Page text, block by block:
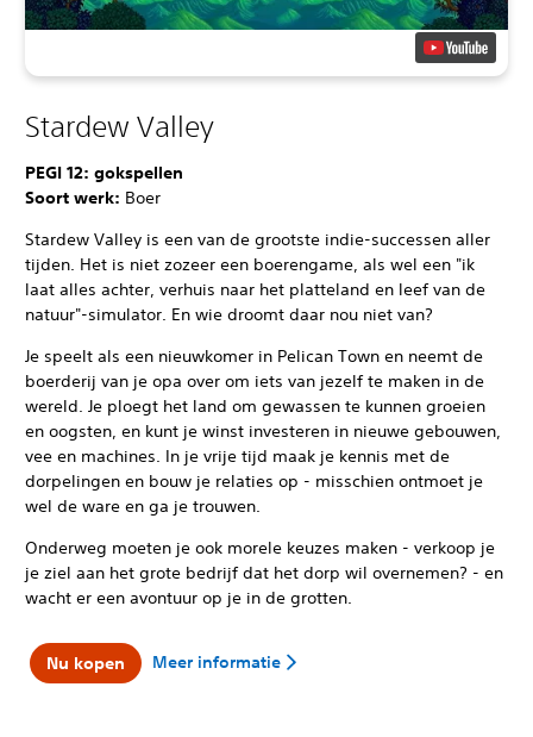
Stardew Valley
PEGI 12: gokspellen
Soort werk: Boer
Stardew Valley is een van de grootste indie-successen aller
tijden. Het is niet zozeer een boerengame, als wel een "ik
laat alles achter, verhuis naar het platteland en leef van de
natuur"-simulator. En wie droomt daar nou niet van?
Je speelt als een nieuwkomer in Pelican Town en neemt de
boerderij van je opa over om iets van jezelf te maken in de
wereld. Je ploegt het land om gewassen te kunnen groeien
en oogsten, en kunt je winst investeren in nieuwe gebouwen,
vee en machines. In je vrije tijd maak je kennis met de
dorpelingen en bouw je relaties op - misschien ontmoet je
wel de ware en ga je trouwen.
Onderweg moeten je ook morele keuzes maken - verkoop je
je ziel aan het grote bedrijf dat het dorp wil overnemen? - en
wacht er een avontuur op je in de grotten.
Nu kopen Meer informatie